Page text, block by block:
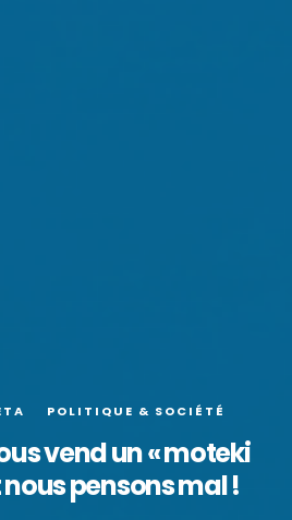
POLITIQUE & SOCIÉTÉ
vend un « moteki
pensons mal !